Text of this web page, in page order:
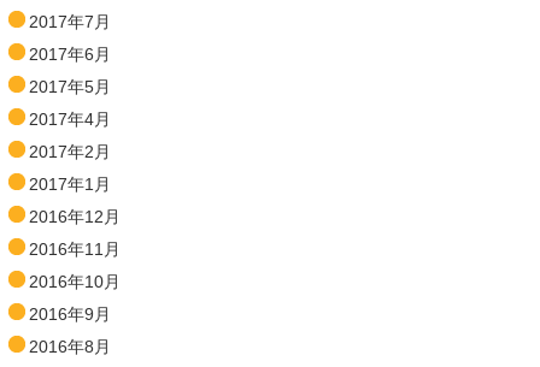
2017年7月
2017年6月
2017年5月
2017年4月
2017年2月
2017年1月
2016年12月
2016年11月
2016年10月
2016年9月
2016年8月